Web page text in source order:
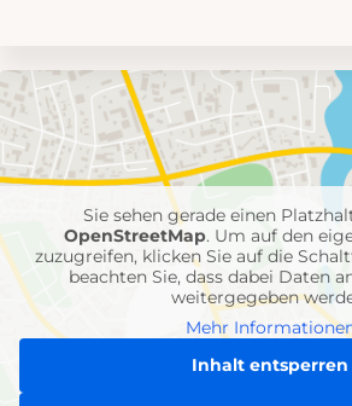
Umgebungskarte
mit
Feuerwehr-
Einheiten
Sie sehen gerade einen
OpenStreetMap. Um auf den
zuzugreifen, klicken Sie auf die
beachten Sie, dass dabei Daten
weitergegeben
Mehr
Inhalt entsperren